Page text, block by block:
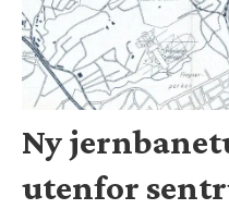
Ny
utenfor